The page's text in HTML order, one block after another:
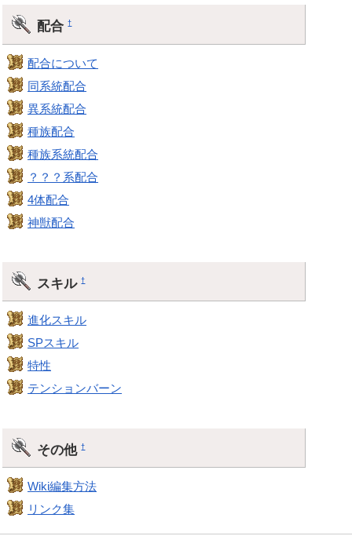
配合†
配合について
同系統配合
異系統配合
種族配合
種族系統配合
？？？系配合
4体配合
神獣配合
スキル†
進化スキル
SPスキル
特性
テンションバーン
その他†
Wiki編集方法
リンク集